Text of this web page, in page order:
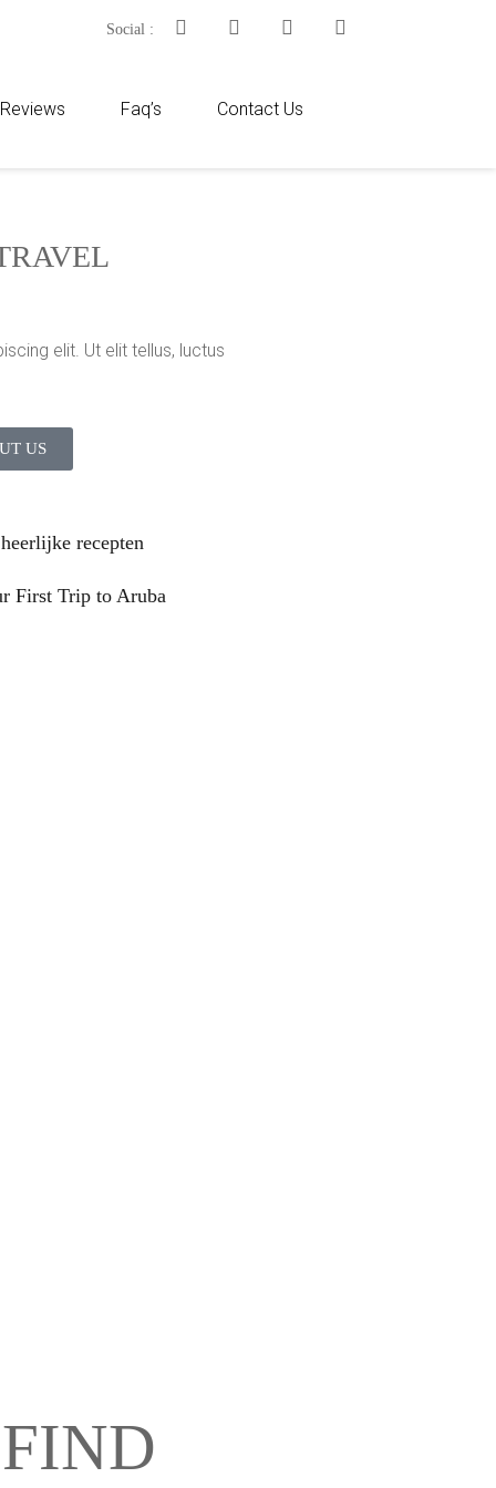
Social :
Faq’s Contact Us
elit. Ut elit tellus, luctus
US
recepten
First Trip to Aruba